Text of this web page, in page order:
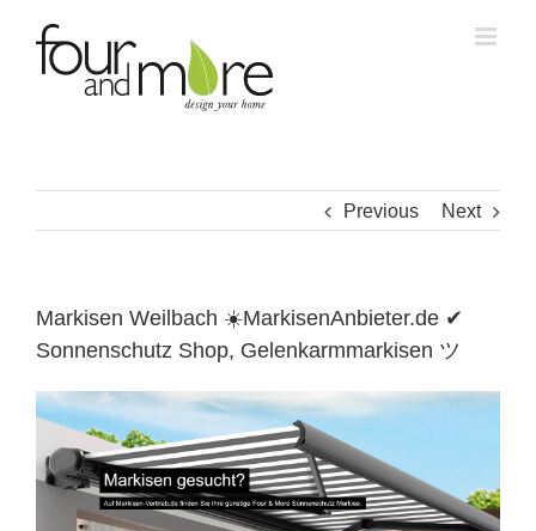
content
Previous Next
Markisen Weilbach ☀️MarkisenAnbieter.de ✔
Sonnenschutz Shop, Gelenkarmmarkisen ツ